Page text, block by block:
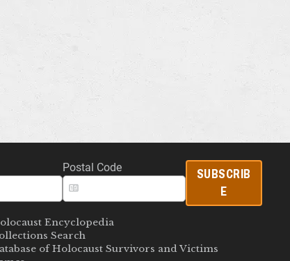
Postal Code
SUBSCRIB
E
Encyclopedia
Search
of Holocaust Survivors and Victims